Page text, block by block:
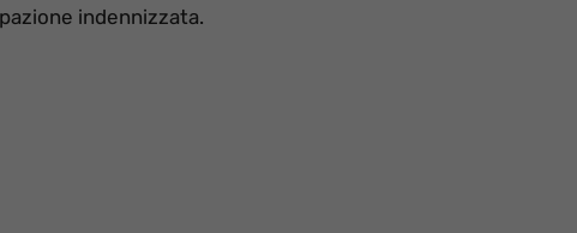
indennizzata.